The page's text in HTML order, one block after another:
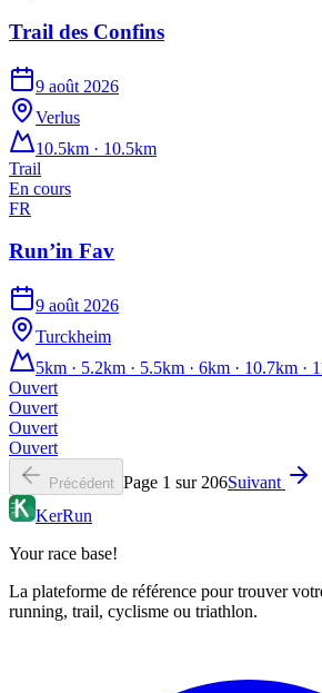
Trail des Confins
9 août 2026
Verlus
10.5km · 10.5km
Trail
En cours
FR
Run’in Fav
9 août 2026
Turckheim
5km · 5.2km · 5.5km · 6km · 10.7km ·
Ouvert
Ouvert
Ouvert
Ouvert
Précédent Page 1 sur 206Suivant
KerRun
Your race base!
La plateforme de référence pour trouver
running, trail, cyclisme ou triathlon.